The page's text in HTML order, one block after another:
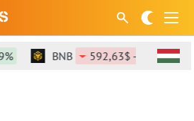
BNB 592,63$ -1,21%